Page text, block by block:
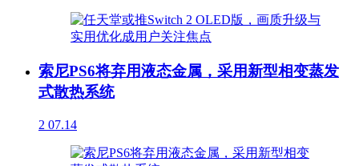
索尼PS6将弃用液态金属，采用新型相变蒸发
式散热系统
2 07.14